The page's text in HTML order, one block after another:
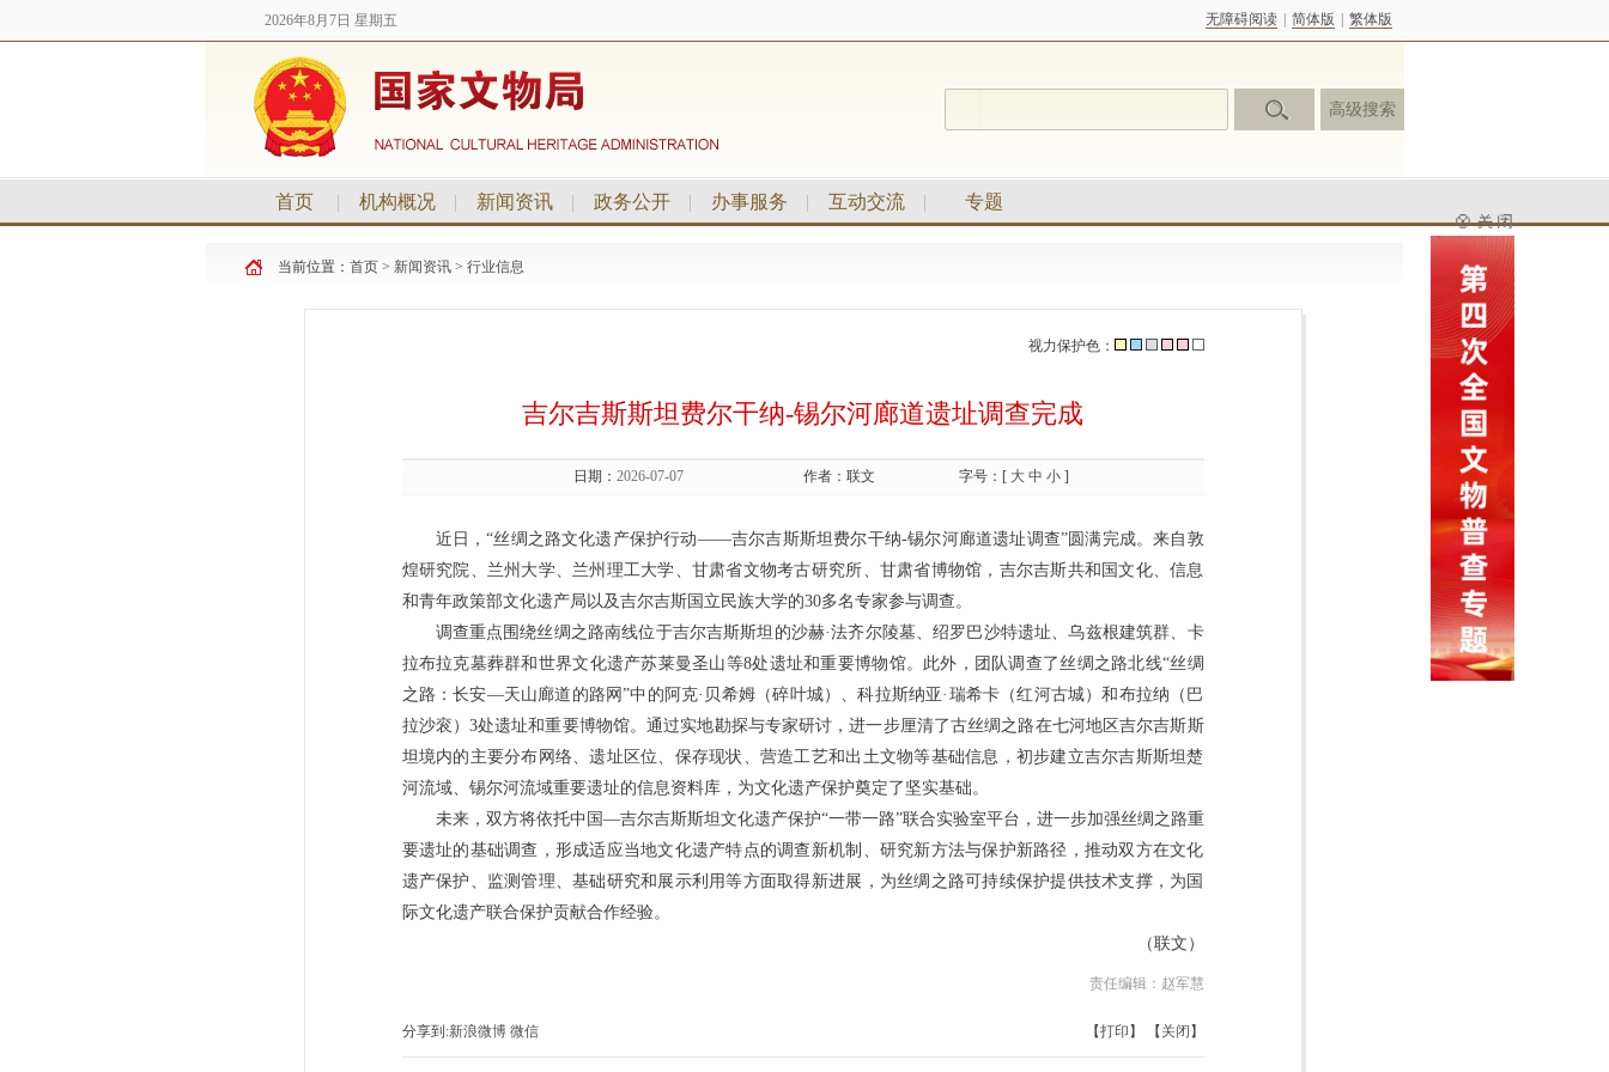
2026年8月7日 星期五 无障碍阅读 简体版 繁体版
高级搜索
首页 | 机构概况 | 新闻资讯 | 政务公开 | 办事服务 | 互动交流 | 专题
当前位置： 首页 > 新闻资讯 > 行业信息
视力保护色：
吉尔吉斯斯坦费尔干纳-锡尔河廊道遗址调查完成
日期： 2026-07-07 作者： 联文 字号：[ 大 中 小]
近日，“丝绸之路文化遗产保护行动——吉尔吉斯斯坦费尔干纳-锡尔河廊道遗址调查”圆满完成。来自敦
煌研究院、兰州大学、兰州理工大学、甘肃省文物考古研究所、甘肃省博物馆，吉尔吉斯共和国文化、信息
和青年政策部文化遗产局以及吉尔吉斯国立民族大学的30多名专家参与调查。
调查重点围绕丝绸之路南线位于吉尔吉斯斯坦的沙赫·法齐尔陵墓、绍罗巴沙特遗址、乌兹根建筑群、卡
拉布拉克墓葬群和世界文化遗产苏莱曼圣山等8处遗址和重要博物馆。此外，团队调查了丝绸之路北线“丝绸
之路：长安—天山廊道的路网”中的阿克·贝希姆（碎叶城）、科拉斯纳亚·瑞希卡（红河古城）和布拉纳（巴
拉沙衮）3处遗址和重要博物馆。通过实地勘探与专家研讨，进一步厘清了古丝绸之路在七河地区吉尔吉斯斯
坦境内的主要分布网络、遗址区位、保存现状、营造工艺和出土文物等基础信息，初步建立吉尔吉斯斯坦楚
河流域、锡尔河流域重要遗址的信息资料库，为文化遗产保护奠定了坚实基础。
未来，双方将依托中国—吉尔吉斯斯坦文化遗产保护“一带一路”联合实验室平台，进一步加强丝绸之路重
要遗址的基础调查，形成适应当地文化遗产特点的调查新机制、研究新方法与保护新路径，推动双方在文化
遗产保护、监测管理、基础研究和展示利用等方面取得新进展，为丝绸之路可持续保护提供技术支撑，为国
际文化遗产联合保护贡献合作经验。
（联文）
责任编辑： 赵军慧
分享到:新浪微博 微信 【打印 】 【 关闭 】